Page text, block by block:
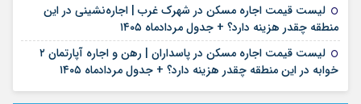
لیست قیمت اجاره مسکن در شهرک غرب | اجاره‌نشینی در این
منطقه چقدر هزینه دارد؟ + جدول مردادماه ۱۴۰۵
لیست قیمت اجاره مسکن در پاسداران | رهن و اجاره آپارتمان ۲
خوابه در این منطقه چقدر هزینه دارد؟ + جدول مردادماه ۱۴۰۵